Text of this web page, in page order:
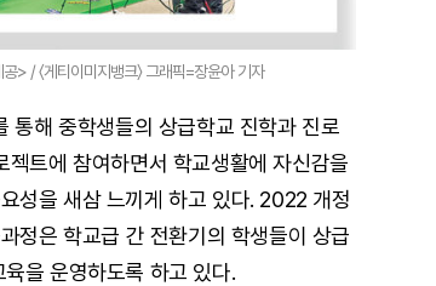
/ 〈게티이미지뱅크〉 그래픽=장윤아 기자
통해 중학생들의 상급학교 진학과 진로
트에 참여하면서 학교생활에 자신감을
성을 새삼 느끼게 하고 있다. 2022 개정
정은 학교급 간 전환기의 학생들이 상급
을 운영하도록 하고 있다.